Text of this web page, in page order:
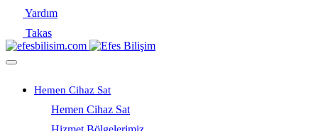
Yardım
Takas
Hemen Cihaz Sat
Hemen Cihaz Sat